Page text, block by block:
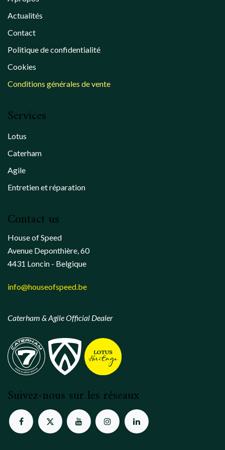
Actualités
Contact
Politique de confidentialité
Cookies
Conditions générales de vente
Services
Lotus
Caterham
Agile
Entretien et réparation
Contact us
House of Speed
Avenue Deponthière, 60
4431 Loncin - Belgique
info@houseofspeed.be
Caterham & Agile Official Dealer
Suivez-nous sur les réseaux